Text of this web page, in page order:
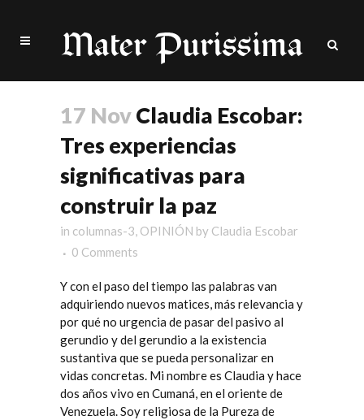
17 NovClaudia Escobar:
Tres experiencias
significativas para
construir la paz
in columnas-3, OPINIÓN by Claudia Escobar
0 Comments
Y con el paso del tiempo las palabras van
adquiriendo nuevos matices, más relevancia y
por qué no urgencia de pasar del pasivo al
gerundio y del gerundio a la existencia
sustantiva que se pueda personalizar en
vidas concretas. Mi nombre es Claudia y hace
dos años vivo en Cumaná, en el oriente de
Venezuela. Soy religiosa de la Pureza de